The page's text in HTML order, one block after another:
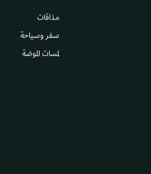
مذاقات
سفر وسياحة
لمسات الموضة